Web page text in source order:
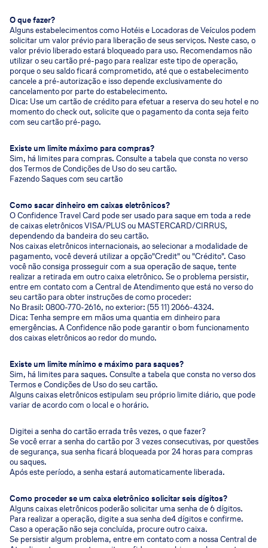
O que fazer?
Alguns estabelecimentos como Hotéis e Locadoras de Veículos podem
solicitar um valor prévio para liberação de seus serviços. Neste caso, o
valor prévio liberado estará bloqueado para uso. Recomendamos não
utilizar o seu cartão pré-pago para realizar este tipo de operação,
porque o seu saldo ficará comprometido, até que o estabelecimento
cancele a pré-autorização e isso depende exclusivamente do
cancelamento por parte do estabelecimento.
Dica: Use um cartão de crédito para efetuar a reserva do seu hotel e no
momento do check out, solicite que o pagamento da conta seja feito
com seu cartão pré-pago.
Existe um limite máximo para compras?
Sim, há limites para compras. Consulte a tabela que consta no verso
dos Termos de Condições de Uso do seu cartão.
Fazendo Saques com seu cartão
Como sacar dinheiro em caixas eletrônicos?
O Confidence Travel Card pode ser usado para saque em toda a rede
de caixas eletrônicos VISA/PLUS ou MASTERCARD/CIRRUS,
dependendo da bandeira do seu cartão.
Nos caixas eletrônicos internacionais, ao selecionar a modalidade de
pagamento, você deverá utilizar a opção"Credit" ou "Crédito". Caso
você não consiga prosseguir com a sua operação de saque, tente
realizar a retirada em outro caixa eletrônico. Se o problema persistir,
entre em contato com a Central de Atendimento que está no verso do
seu cartão para obter instruções de como proceder:
No Brasil: 0800-770-2616, no exterior: (55 11) 2066-4324.
Dica: Tenha sempre em mãos uma quantia em dinheiro para
emergências. A Confidence não pode garantir o bom funcionamento
dos caixas eletrônicos ao redor do mundo.
Existe um limite mínimo e máximo para saques?
Sim, há limites para saques. Consulte a tabela que consta no verso dos
Termos e Condições de Uso do seu cartão.
Alguns caixas eletrônicos estipulam seu próprio limite diário, que pode
variar de acordo com o local e o horário.
Digitei a senha do cartão errada três vezes, o que fazer?
Se você errar a senha do cartão por 3 vezes consecutivas, por questões
de segurança, sua senha ficará bloqueada por 24 horas para compras
ou saques.
Após este período, a senha estará automaticamente liberada.
Como proceder se um caixa eletrônico solicitar seis dígitos?
Alguns caixas eletrônicos poderão solicitar uma senha de 6 dígitos.
Para realizar a operação, digite a sua senha de4 dígitos e confirme.
Caso a operação não seja concluída, procure outro caixa.
Se persistir algum problema, entre em contato com a nossa Central de